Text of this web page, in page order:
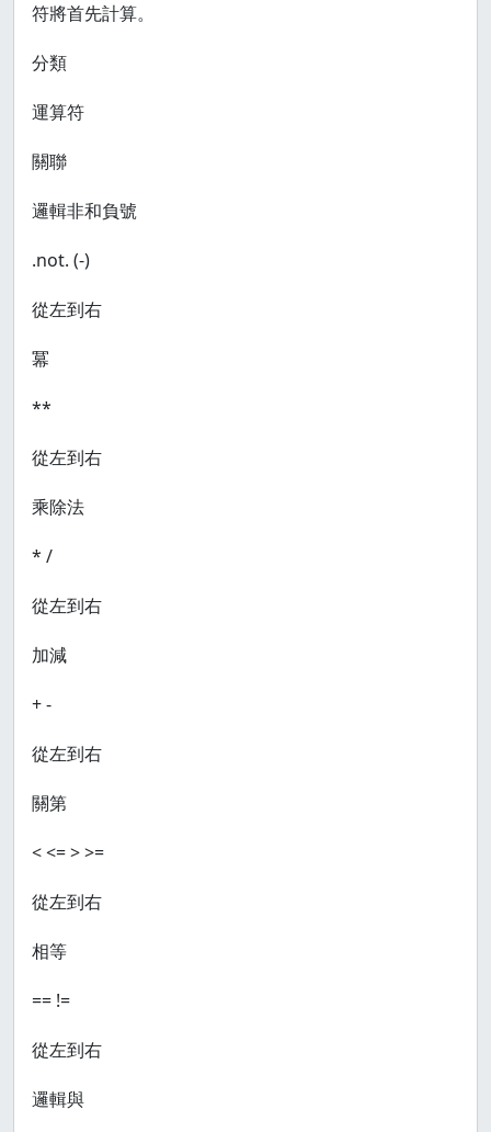
符將首先計算。
分類
運算符
關聯
邏輯非和負號
.not. (-)
從左到右
冪
**
從左到右
乘除法
* /
從左到右
加減
+ -
從左到右
關第
< <= > >=
從左到右
相等
== !=
從左到右
邏輯與